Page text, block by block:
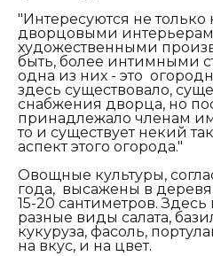
"Интересуются не только
дворцовыми
художественными
быть, более интимными
одна из них - это
здесь существовало,
снабжения дворца, но
принадлежало членам
то и существует некий
аспект этого огорода."
Овощные культуры,
года, высажены в
15-20 сантиметров.
разные виды салата,
кукуруза, фасоль,
на вкус, и на цвет.